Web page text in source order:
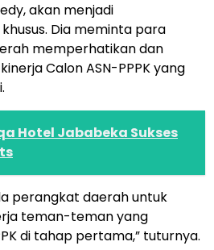
akan menjadi
Dia meminta para
memperhatikan dan
Calon ASN-PPPK yang
Hotel Jababeka Sukses
perangkat daerah untuk
teman-teman yang
di tahap pertama,” tuturnya.